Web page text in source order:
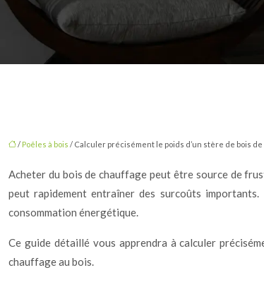
/ Poêles à bois / Calculer précisément le poids d’un stère de bois
Acheter du bois de chauffage peut être source de
peut rapidement entraîner des surcoûts
consommation énergétique.
Ce guide détaillé vous apprendra à calculer
chauffage au bois.